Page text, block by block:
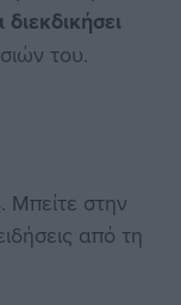
διεκδικήσει
του.
. Μπείτε στην
από τη